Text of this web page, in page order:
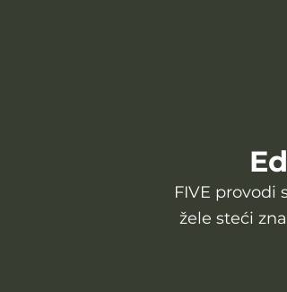
FIVE provodi
žele steći